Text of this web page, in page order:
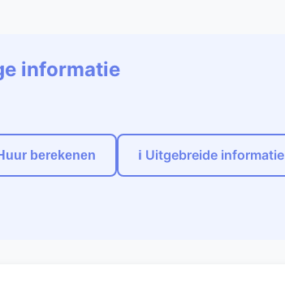
informatie
berekenen ℹ️ Uitgebreide informatie